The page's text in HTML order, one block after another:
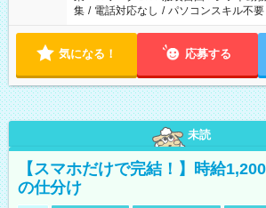
集 / 電話対応なし / パソコンスキル不要
気になる！ 応募する
未読
【スマホだけで完結！】時給
の仕分け